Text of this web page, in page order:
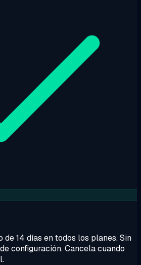
de 14 días en todos los planes. Sin
configuración. Cancela cuando